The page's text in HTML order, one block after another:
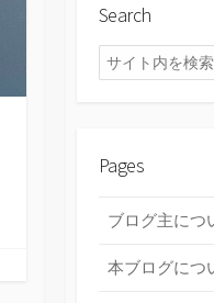
Search
検
索
Pages
ブログ主につ
本ブログにつ